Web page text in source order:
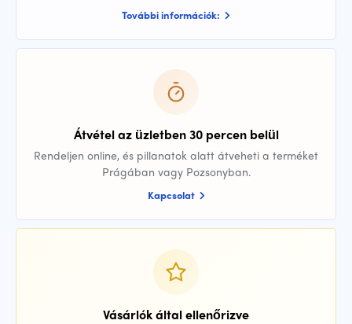
További információk:
Átvétel az üzletben 30 percen belül
Rendeljen online, és pillanatok alatt átveheti a terméket
Prágában vagy Pozsonyban.
Kapcsolat
Vásárlók által ellenőrizve